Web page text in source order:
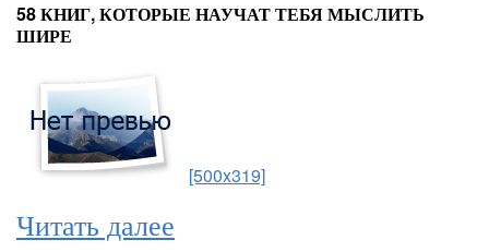
58 КНИГ, КОТОРЫЕ НАУЧАТ ТЕБЯ МЫСЛИТЬ
ШИРЕ
[500x319]
Читать далее